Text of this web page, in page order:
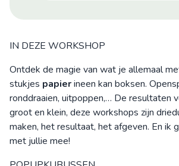
IN DEZE WORKSHOP
Ontdek de magie van wat je allemaal
stukjes papierineen kan boksen.
ronddraaien, uitpoppen,… De resultaten
groot en klein, deze workshops zijn
maken, het resultaat, het afgeven. En ik
met jullie mee!